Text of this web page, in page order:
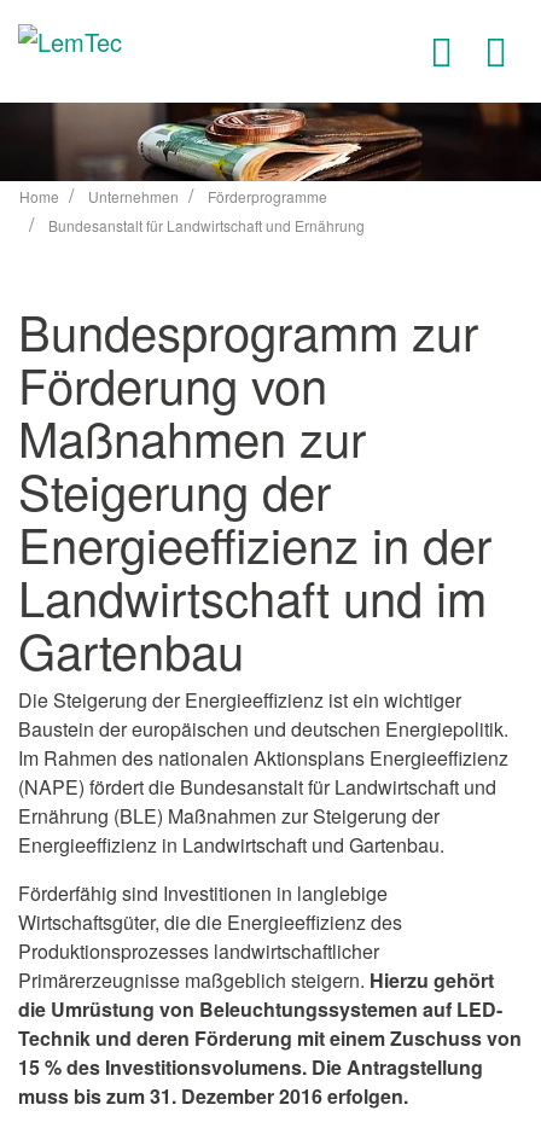
Inhalt
Home Unternehmen
Förderprogramme
Bundesanstalt für Landwirtschaft und Ernährung
Bundesprogramm zur
Förderung von
Maßnahmen zur
Steigerung der
Energieeffizienz in der
Landwirtschaft und im
Gartenbau
Die Steigerung der Energieeffizienz ist ein wichtiger
Baustein der europäischen und deutschen Energiepolitik.
Im Rahmen des nationalen Aktionsplans Energieeffizienz
(NAPE) fördert die Bundesanstalt für Landwirtschaft und
Ernährung (BLE) Maßnahmen zur Steigerung der
Energieeffizienz in Landwirtschaft und Gartenbau.
Förderfähig sind Investitionen in langlebige
Wirtschaftsgüter, die die Energieeffizienz des
Produktionsprozesses landwirtschaftlicher
Primärerzeugnisse maßgeblich steigern. Hierzu gehört
die Umrüstung von Beleuchtungssystemen auf LED-
Technik und deren Förderung mit einem Zuschuss von
15 % des Investitionsvolumens. Die Antragstellung
muss bis zum 31. Dezember 2016 erfolgen.